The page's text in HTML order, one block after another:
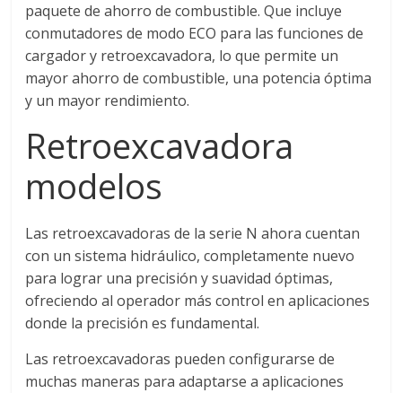
paquete de ahorro de combustible. Que incluye
conmutadores de modo ECO para las funciones de
cargador y retroexcavadora, lo que permite un
mayor ahorro de combustible, una potencia óptima
y un mayor rendimiento.
Retroexcavadora
modelos
Las retroexcavadoras de la serie N ahora cuentan
con un sistema hidráulico, completamente nuevo
para lograr una precisión y suavidad óptimas,
ofreciendo al operador más control en aplicaciones
donde la precisión es fundamental.
Las retroexcavadoras pueden configurarse de
muchas maneras para adaptarse a aplicaciones